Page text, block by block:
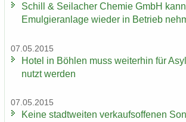
Schill & Seil­a­cher Che­mie GmbH
Emul­gier­an­la­ge wie­der in Be­trieb
07.05.2015
Hotel in Böh­len muss wei­ter­hin für
nutzt wer­den
07.05.2015
Keine stadt­wei­ten ver­kaufs­of­fe­nen